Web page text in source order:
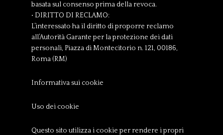
basata sul consenso prima della revoca.
• DIRITTO DI RECLAMO:
L’interessato ha il diritto di proporre reclamo
all’Autorità Garante per la protezione dei dati
personali, Piazza di Montecitorio n. 121, 00186,
Roma (RM)
Informativa sui cookie
Uso dei cookie
Questo sito utilizza i cookie per rendere i propri